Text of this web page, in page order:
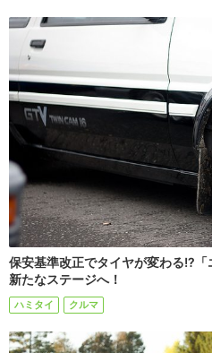
保安基準改正でタイヤが変わる!?
新たなステージへ！
ハミタイ クルマ